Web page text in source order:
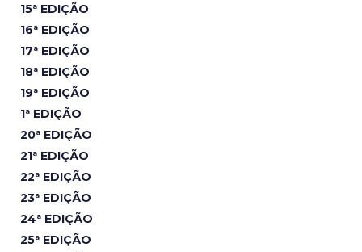
15ª EDIÇÃO
16ª EDIÇÃO
17ª EDIÇÃO
18ª EDIÇÃO
19ª EDIÇÃO
1ª EDIÇÃO
20ª EDIÇÃO
21ª EDIÇÃO
22ª EDIÇÃO
23ª EDIÇÃO
24ª EDIÇÃO
25ª EDIÇÃO